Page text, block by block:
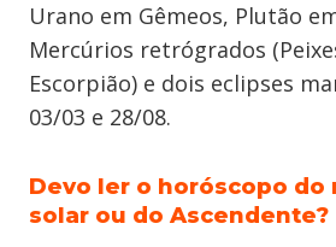
Urano em Gêmeos, Plutão
Mercúrios retrógrados
Escorpião) e dois eclipses
03/03 e 28/08.
Devo ler o horóscopo do
solar ou do Ascendente?